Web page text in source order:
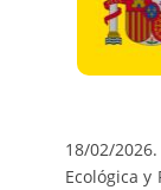
18/02/
Ecológica